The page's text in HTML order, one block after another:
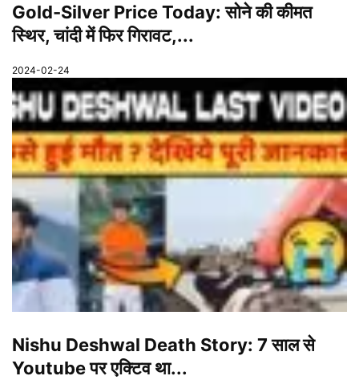
Gold-Silver Price Today: सोने की कीमत
स्थिर, चांदी में फिर गिरावट,...
2024-02-24
Nishu Deshwal Death Story: 7 साल से
Youtube पर एक्टिव था...